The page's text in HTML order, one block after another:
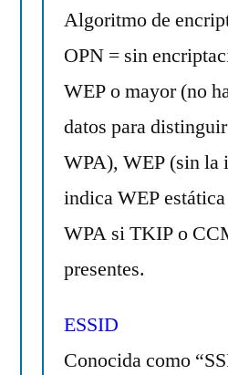
Algoritmo de
OPN = sin
WEP o mayor (no
datos para
WPA), WEP (sin la
indica WEP
WPA si TKIP o
presentes.
ESSID
Conocida como